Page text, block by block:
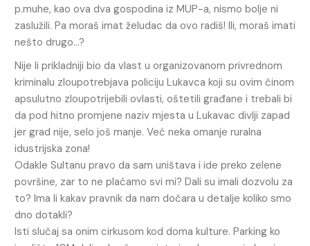
p.muhe, kao ova dva gospodina iz MUP-a, nismo bolje ni
zaslužili. Pa moraš imat želudac da ovo radiš! Ili, moraš imati
nešto drugo…?
Nije li prikladniji bio da vlast u organizovanom privrednom
kriminalu zloupotrebjava policiju Lukavca koji su ovim činom
apsulutno zloupotrijebili ovlasti, oštetili građane i trebali bi
da pod hitno promjene naziv mjesta u Lukavac divlji zapad
jer grad nije, selo još manje. Već neka omanje ruralna
idustrijska zona!
Odakle Sultanu pravo da sam uništava i ide preko zelene
površine, zar to ne plaćamo svi mi? Dali su imali dozvolu za
to? Ima li kakav pravnik da nam dočara u detalje koliko smo
dno dotakli?
Isti slučaj sa onim cirkusom kod doma kulture. Parking ko